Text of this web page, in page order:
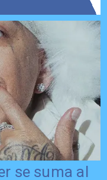
se suma al